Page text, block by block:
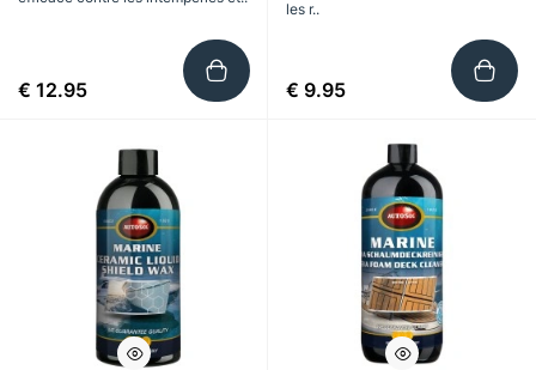
€ 12.95
les r..
€ 9.95